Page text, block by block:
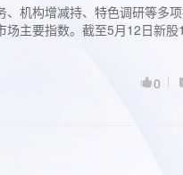
机构增减持、特色调研等多
主要指数。截至5月12日新股
0